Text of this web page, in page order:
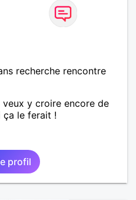
recherche rencontre
y croire encore de
ça le ferait !
profil